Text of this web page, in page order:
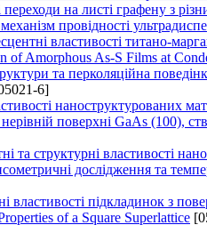
переходи на листі графену з
провідності
властивості титано-
of Amorphous As-S Films at
та перколяційна
6]
наноструктурованих
поверхні GaAs (100),
та структурні властивості
дослідження та
властивості підкладинок з
of a Square Superlattice